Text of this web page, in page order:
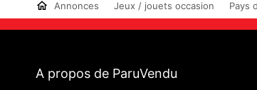
Annonces Jeux / jouets occasion Pays
A propos de ParuVendu